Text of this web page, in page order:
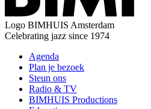
Logo BIMHUIS Amsterdam
Celebrating jazz since 1974
Agenda
Plan je bezoek
Steun ons
Radio & TV
BIMHUIS Productions